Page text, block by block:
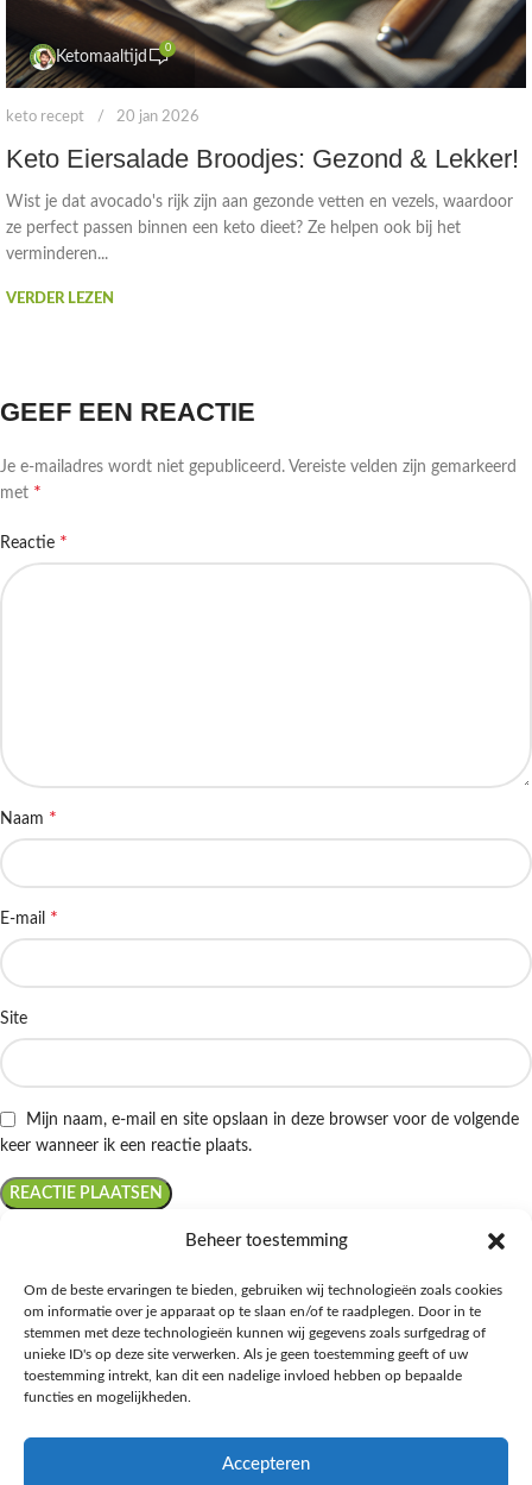
Beheer toestemming
Om de beste ervaringen te bieden, gebruiken wij technologieën zoals cookies
om informatie over je apparaat op te slaan en/of te raadplegen. Door in te
stemmen met deze technologieën kunnen wij gegevens zoals surfgedrag of
unieke ID's op deze site verwerken. Als je geen toestemming geeft of uw
toestemming intrekt, kan dit een nadelige invloed hebben op bepaalde
functies en mogelijkheden.
Accepteren
Ketomaaltijd
0
keto recept 20 jan 2026
Keto Eiersalade Broodjes: Gezond & Lekker!
Wist je dat avocado's rijk zijn aan gezonde vetten en vezels, waardoor
ze perfect passen binnen een keto dieet? Ze helpen ook bij het
verminderen...
VERDER LEZEN
GEEF EEN REACTIE
Je e-mailadres wordt niet gepubliceerd. Vereiste velden zijn gemarkeerd
met *
Reactie *
Naam *
E-mail *
Site
Mijn naam, e-mail en site opslaan in deze browser voor de volgende
keer wanneer ik een reactie plaats.
Ontdek de beste keto-vriendelijke keuzes van Albert Heijn, verrijk je
kennis met onze diepgaande blogs over het keto-dieet, en deel jouw
favoriete keto recepten in onze bruisende online gemeenschap!